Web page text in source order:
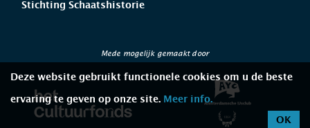
Stichting Schaatshistorie
Mede mogelijk gemaakt door
Deze website gebruikt functionele cookies om u de beste
ervaring te geven op onze site. Meer info.
OK